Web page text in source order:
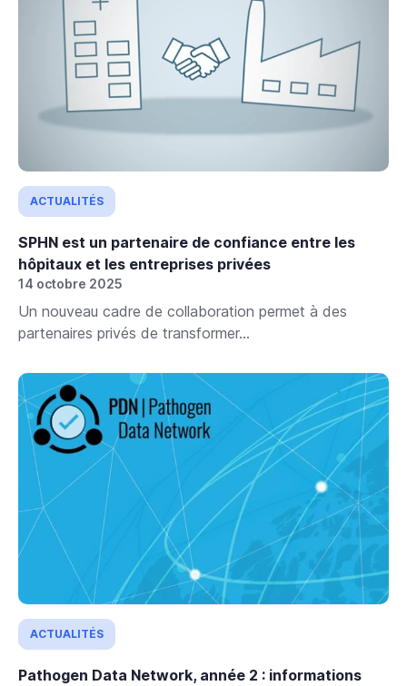
ACTUALITÉS
SPHN est un partenaire de confiance entre les
hôpitaux et les entreprises privées
14 octobre 2025
Un nouveau cadre de collaboration permet à des
partenaires privés de transformer...
ACTUALITÉS
Pathogen Data Network, année 2 : informations